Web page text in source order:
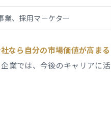
業、採用マーケター
社なら自分の市場価値が高まる
業では、今後のキャリアに活